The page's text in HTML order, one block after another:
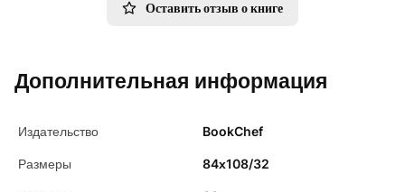
Оставить отзыв о книге
Дополнительная информация
Издательство BookChef
Размеры 84х108/32